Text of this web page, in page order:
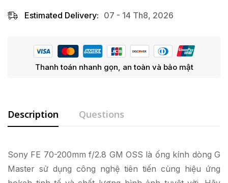
Estimated Delivery: 07 - 14 Th8, 2026
Thanh toán nhanh gọn, an toàn và bảo mật
Description Questions
Sony FE 70-200mm f/2.8 GM OSS là ống kính dòng G
Master sử dụng công nghệ tiên tiến cùng hiệu ứng